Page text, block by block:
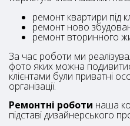
ремонт квартири під
ремонт ново
ремонт вторинного
За час роботи ми
фото яких можна
клієнтами були приватні
організації.
Ремонтні роботи наша
підставі дизайнерського